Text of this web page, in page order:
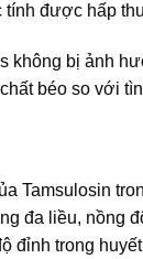
tính được hấp
không bị ảnh
béo so với
Tamsulosin
đa liều, nồng
đỉnh trong